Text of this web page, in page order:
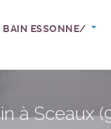
BAIN ESSONNE/
à Sceaux